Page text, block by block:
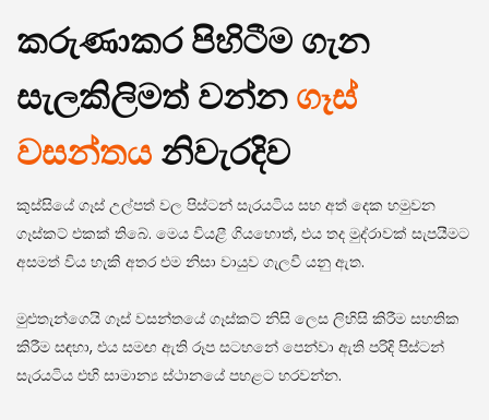
කරුණාකර පිහිටීම ගැන
සැලකිලිමත් වන්නගෑස්
වසන්තය නිවැරදිව
කුස්සියේ ගෑස් උල්පත් වල පිස්ටන් සැරයටිය සහ අත් දෙක හමුවන
ගෑස්කට් එකක් තිබේ. මෙය වියළී ගියහොත්, එය තද මුද්රාවක් සැපයීමට
අසමත් විය හැකි අතර එම නිසා වායුව ගැලවී යනු ඇත.
මුළුතැන්ගෙයි ගෑස් වසන්තයේ ගෑස්කට් නිසි ලෙස ලිහිසි කිරීම සහතික
කිරීම සඳහා, එය සමඟ ඇති රූප සටහනේ පෙන්වා ඇති පරිදි පිස්ටන්
සැරයටිය එහි සාමාන්‍ය ස්ථානයේ පහළට හරවන්න.